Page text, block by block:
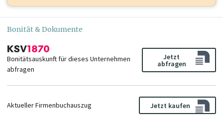
Bonität & Dokumente
Bonitätsauskunft für dieses Unternehmen
abfragen
Jetzt
abfragen
Aktueller Firmenbuchauszug Jetzt kaufen